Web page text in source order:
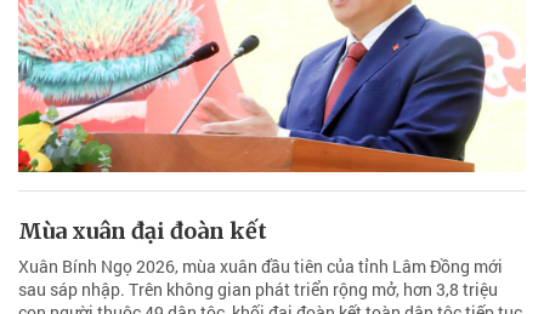
Mùa xuân đại đoàn kết
Xuân Bính Ngọ 2026, mùa xuân đầu tiên của tỉnh Lâm Đồng mới
sau sáp nhập. Trên không gian phát triển rộng mở, hơn 3,8 triệu